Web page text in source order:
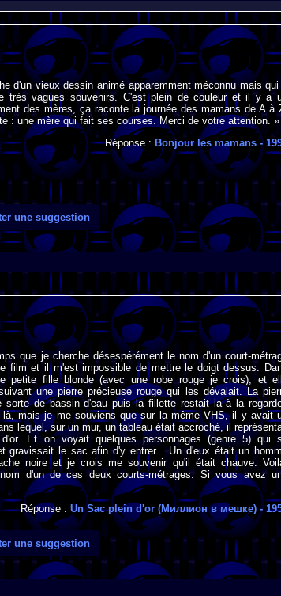
d'un vieux dessin animé apparemment méconnu mais
très vagues souvenirs. C'est plein de couleur et il y a
des mères, ça raconte la journée des mamans de A à
: une mère qui fait ses courses. Merci de votre attention. »
Réponse : Bonjour les mamans -
une suggestion
que je cherche désespérément le nom d'un court-
film et il m'est impossible de mettre le doigt dessus.
petite fille blonde (avec une robe rouge je crois), et
une pierre précieuse rouge qui les dévalait. La
sorte de bassin d'eau puis la fillette restait la à la
là, mais je me souviens que sur la même VHS, il y avait
lequel, sur un mur, un tableau était accroché, il
Et on voyait quelques personnages (genre 5) qui
gravissait le sac afin d'y entrer... Un d'eux était un
noire et je crois me souvenir qu'il était chauve.
d'un de ces deux courts-métrages. Si vous avez
Réponse :Un Sac plein d'or (Миллион в мешке) -
une suggestion